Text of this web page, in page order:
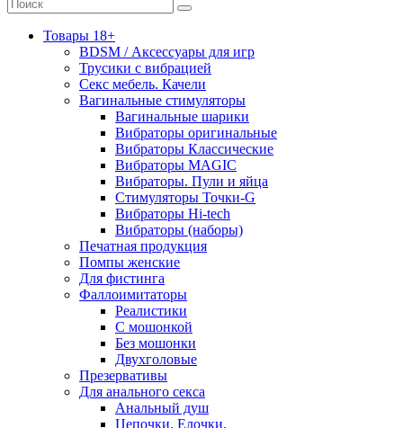
Товары 18+
BDSM / Аксессуары для игр
Трусики с вибрацией
Секс мебель. Качели
Вагинальные стимуляторы
Вагинальные шарики
Вибраторы оригинальные
Вибраторы Классические
Вибраторы MAGIC
Вибраторы. Пули и яйца
Стимуляторы Точки-G
Вибраторы Hi-tech
Вибраторы (наборы)
Печатная продукция
Помпы женские
Для фистинга
Фаллоимитаторы
Реалистики
С мошонкой
Без мошонки
Двухголовые
Презервативы
Для анального секса
Анальный душ
Цепочки. Елочки.